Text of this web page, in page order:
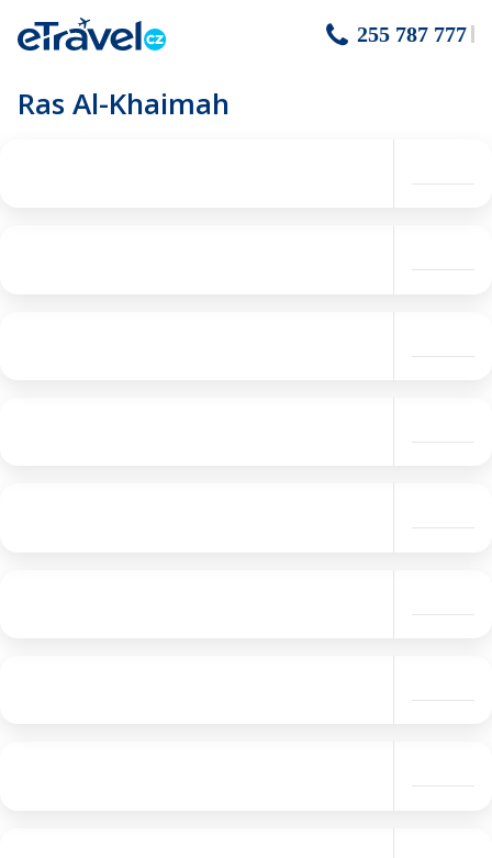
255 787 777
Ras Al-Khaimah